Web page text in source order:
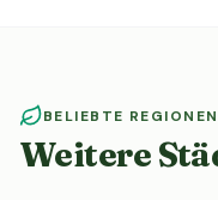
BELIEBTE REGIONEN
Weitere